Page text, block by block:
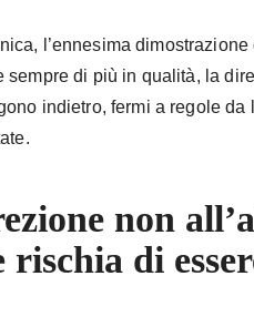
l’ennesima
sempre di più in qualità, la
indietro, fermi a regole
non
rischia di